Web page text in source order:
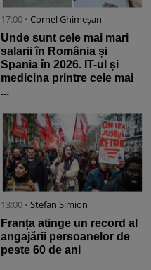
17:00 • Cornel Ghimeșan
Unde sunt cele mai mari
salarii în România și
Spania în 2026. IT-ul și
medicina printre cele mai
...
13:00 • Stefan Simion
Franța atinge un record al
angajării persoanelor de
peste 60 de ani